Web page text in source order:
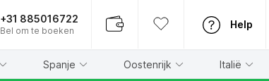
+31 885016722
Bel om te boeken
Help
Spanje Oostenrijk Italië